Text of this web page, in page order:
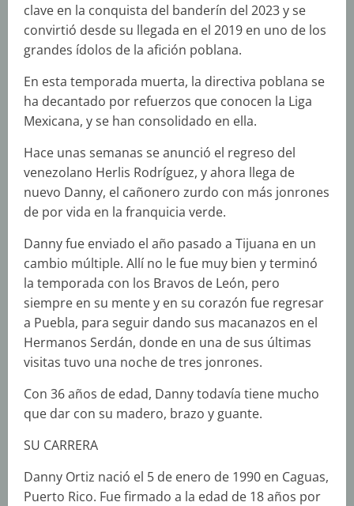
clave en la conquista del banderín del 2023 y se
convirtió desde su llegada en el 2019 en uno de los
grandes ídolos de la afición poblana.
En esta temporada muerta, la directiva poblana se
ha decantado por refuerzos que conocen la Liga
Mexicana, y se han consolidado en ella.
Hace unas semanas se anunció el regreso del
venezolano Herlis Rodríguez, y ahora llega de
nuevo Danny, el cañonero zurdo con más jonrones
de por vida en la franquicia verde.
Danny fue enviado el año pasado a Tijuana en un
cambio múltiple. Allí no le fue muy bien y terminó
la temporada con los Bravos de León, pero
siempre en su mente y en su corazón fue regresar
a Puebla, para seguir dando sus macanazos en el
Hermanos Serdán, donde en una de sus últimas
visitas tuvo una noche de tres jonrones.
Con 36 años de edad, Danny todavía tiene mucho
que dar con su madero, brazo y guante.
SU CARRERA
Danny Ortiz nació el 5 de enero de 1990 en Caguas,
Puerto Rico. Fue firmado a la edad de 18 años por